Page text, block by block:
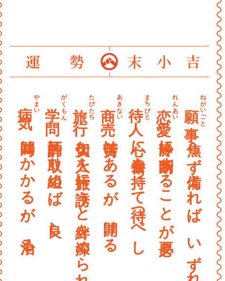
運勢 末小吉
願事ねがいごと
焦らず備えれば、いずれ叶う
れんあい
冷静に判断することが必要
まちびと
心に余裕を持って待つべし
あきない
苦労はあるが、開ける
たびたち
大切な人を旅行に誘うと絆を深められる
がくもん
計画的に取り組めば、良し
やまい
時間はかかるが、治る
〰
〰
〰
〰
〰
〰
〰
〰
〰
〰
〰
〰
〰
〰